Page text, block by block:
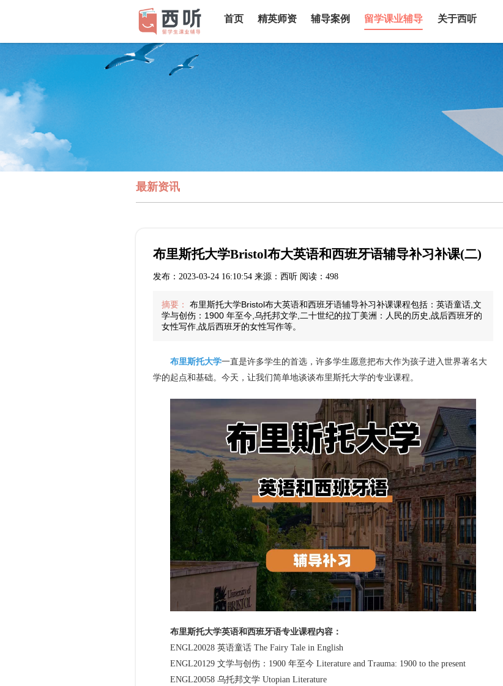
首页 精英师资 辅导案例 留学课业辅导 关于西听
最新资讯
布里斯托大学Bristol布大英语和西班牙语辅导补习补课(二)
发布：2023-03-24 16:10:54 来源：西听 阅读：498
摘要：
布里斯托大学Bristol布大英语和西班牙语辅导补习补课课程包括：英语童话,文
学与创伤：1900 年至今,乌托邦文学,二十世纪的拉丁美洲：人民的历史,战后西班牙的
女性写作,战后西班牙的女性写作等。
布里斯托大学一直是许多学生的首选，许多学生愿意把布大作为孩子进入世界著名大
学的起点和基础。今天，让我们简单地谈谈布里斯托大学的专业课程。
布里斯托大学英语和西班牙语专业课程内容：
ENGL20028 英语童话 The Fairy Tale in English
ENGL20129 文学与创伤：1900 年至今 Literature and Trauma: 1900 to the present
ENGL20058 乌托邦文学 Utopian Literature